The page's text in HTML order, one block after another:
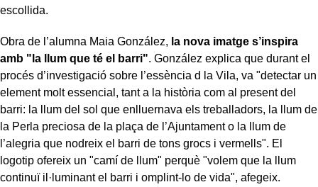
escollida.
Obra de l’alumna Maia González, la nova imatge s’inspira
amb "la llum que té el barri". González explica que durant el
procés d’investigació sobre l’essència d la Vila, va "detectar un
element molt essencial, tant a la història com al present del
barri: la llum del sol que enlluernava els treballadors, la llum de
la Perla preciosa de la plaça de l’Ajuntament o la llum de
l’alegria que nodreix el barri de tons grocs i vermells". El
logotip ofereix un "camí de llum" perquè "volem que la llum
continuï il·luminant el barri i omplint-lo de vida", afegeix.